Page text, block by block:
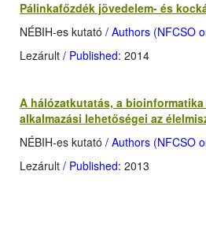
Pálinkafőzdék jövedelem- és
NÉBIH-es kutató / Authors (NFCSO
Lezárult / Published: 2014
A hálózatkutatás, a
alkalmazási lehetőségei az
NÉBIH-es kutató / Authors (NFCSO
Lezárult / Published: 2013